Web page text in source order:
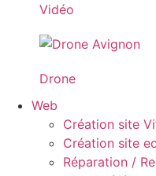
Vidéo
Drone
Web
Création site
Création site
Réparation /